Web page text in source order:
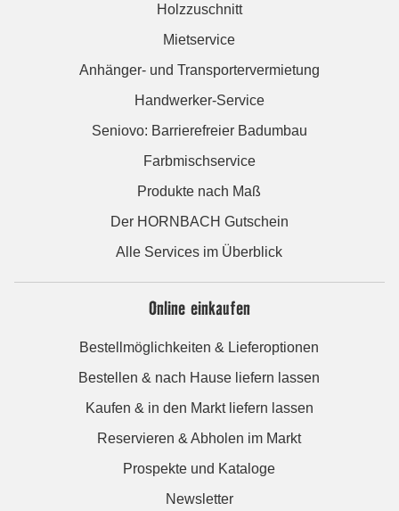
Holzzuschnitt
Mietservice
Anhänger- und Transportervermietung
Handwerker-Service
Seniovo: Barrierefreier Badumbau
Farbmischservice
Produkte nach Maß
Der HORNBACH Gutschein
Alle Services im Überblick
Online einkaufen
Bestellmöglichkeiten & Lieferoptionen
Bestellen & nach Hause liefern lassen
Kaufen & in den Markt liefern lassen
Reservieren & Abholen im Markt
Prospekte und Kataloge
Newsletter